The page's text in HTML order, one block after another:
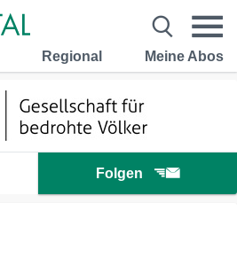
Regional Meine Abos
Folgen